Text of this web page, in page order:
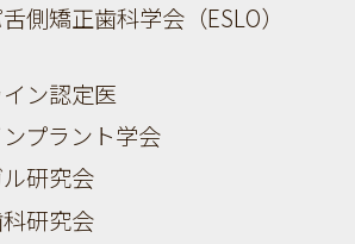
側矯正歯科学会（ESLO）
ン認定医
プラント学会
研究会
研究会